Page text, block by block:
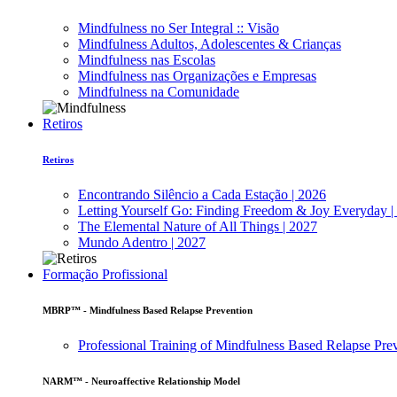
Mindfulness no Ser Integral :: Visão
Mindfulness Adultos, Adolescentes & Crianças
Mindfulness nas Escolas
Mindfulness nas Organizações e Empresas
Mindfulness na Comunidade
Retiros
Retiros
Encontrando Silêncio a Cada Estação | 2026
Letting Yourself Go: Finding Freedom & Joy Everyday |
The Elemental Nature of All Things | 2027
Mundo Adentro | 2027
Formação Profissional
MBRP™ - Mindfulness Based Relapse Prevention
Professional Training of Mindfulness Based Relapse
NARM™ - Neuroaffective Relationship Model